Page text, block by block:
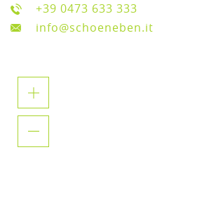
+39 0473 633 333
info@schoeneben.it